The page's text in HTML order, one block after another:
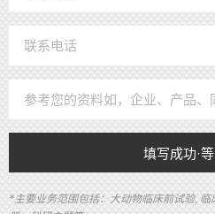
填写成功·
*主要业务范围包括：大动物临床前试验,